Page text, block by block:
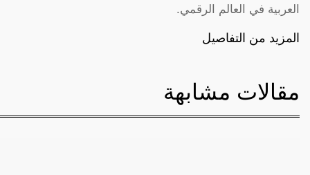
العربية في العالم الرقمي.
المزيد من التفاصيل
مقالات مشابهة